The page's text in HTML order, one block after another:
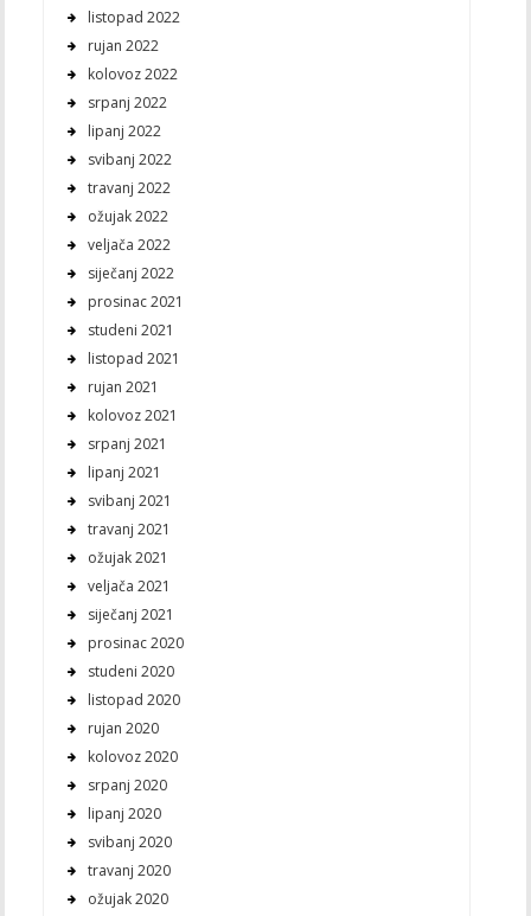
listopad 2022
rujan 2022
kolovoz 2022
srpanj 2022
lipanj 2022
svibanj 2022
travanj 2022
ožujak 2022
veljača 2022
siječanj 2022
prosinac 2021
studeni 2021
listopad 2021
rujan 2021
kolovoz 2021
srpanj 2021
lipanj 2021
svibanj 2021
travanj 2021
ožujak 2021
veljača 2021
siječanj 2021
prosinac 2020
studeni 2020
listopad 2020
rujan 2020
kolovoz 2020
srpanj 2020
lipanj 2020
svibanj 2020
travanj 2020
ožujak 2020